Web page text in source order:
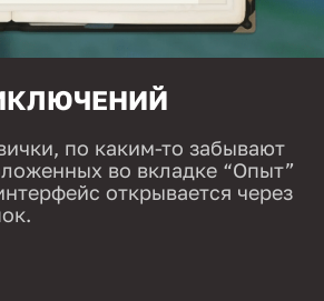
по каким-то забывают
во вкладке “Опыт”
открывается через